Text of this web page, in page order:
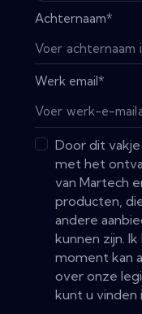
Achternaam*
Werk email*
Door dit
met het
van Martech
producten,
andere
kunnen zijn.
moment kan
over onze
kunt u vinden